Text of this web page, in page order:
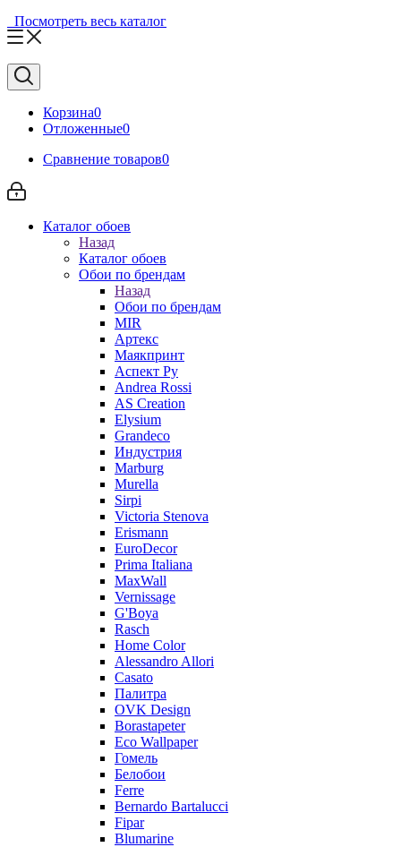
Посмотреть весь каталог
Корзина0
Отложенные0
Сравнение товаров0
Каталог обоев
Назад
Каталог обоев
Обои по брендам
Назад
Обои по брендам
MIR
Артекс
Маякпринт
Аспект Ру
Andrea Rossi
AS Creation
Elysium
Grandeco
Индустрия
Marburg
Murella
Sirpi
Victoria Stenova
Erismann
EuroDecor
Prima Italiana
MaxWall
Vernissage
G'Boya
Rasch
Home Color
Alessandro Allori
Casato
Палитра
OVK Design
Borastapeter
Eco Wallpaper
Гомель
Белобои
Ferre
Bernardo Bartalucci
Fipar
Blumarine